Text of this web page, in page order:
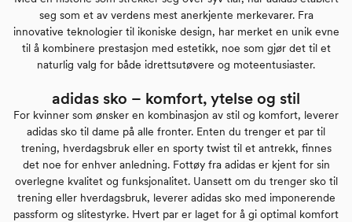
seg som et av verdens mest anerkjente merkevarer. Fra
innovative teknologier til ikoniske design, har merket en unik evne
til å kombinere prestasjon med estetikk, noe som gjør det til et
naturlig valg for både idrettsutøvere og moteentusiaster.
adidas sko – komfort, ytelse og stil
For kvinner som ønsker en kombinasjon av stil og komfort, leverer
adidas sko til dame på alle fronter. Enten du trenger et par til
trening, hverdagsbruk eller en sporty twist til et antrekk, finnes
det noe for enhver anledning. Fottøy fra adidas er kjent for sin
overlegne kvalitet og funksjonalitet. Uansett om du trenger sko til
trening eller hverdagsbruk, leverer adidas sko med imponerende
passform og slitestyrke. Hvert par er laget for å gi optimal komfort